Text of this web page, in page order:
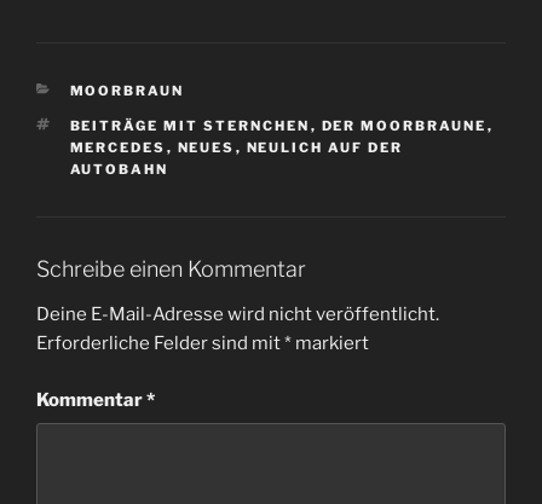
KATEGORIEN
MOORBRAUN
SCHLAGWÖRTER
BEITRÄGE MIT STERNCHEN , DER MOORBRAUNE ,
MERCEDES , NEUES , NEULICH AUF DER
AUTOBAHN
Schreibe einen Kommentar
Deine E-Mail-Adresse wird nicht veröffentlicht.
Erforderliche Felder sind mit* markiert
Kommentar*